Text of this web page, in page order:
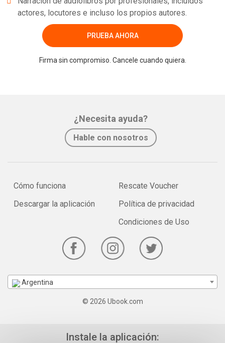
actores, locutores e incluso los propios autores.
PRUEBA AHORA
Firma sin compromiso. Cancele cuando quiera.
¿Necesita ayuda?
Hable con nosotros
Cómo funciona
Descargar la aplicación
Rescate Voucher
Política de privacidad
Condiciones de Uso
Argentina
© 2026 Ubook.com
Instale la aplicación: